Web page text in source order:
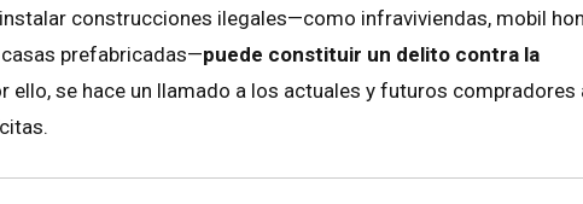
construcciones ilegales—como infraviviendas, mobil
prefabricadas—puede constituir un delito contra la
ello, se hace un llamado a los actuales y futuros compradores